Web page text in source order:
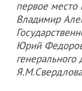
первое место
Владимир
Юрий